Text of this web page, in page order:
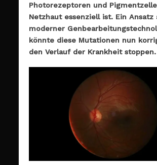
Photorezeptoren und
Netzhaut essenziell ist. Ein Ansatz
moderner
könnte diese Mutationen nun
den Verlauf der Krankheit stoppen.